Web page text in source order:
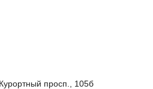
просп., 105б